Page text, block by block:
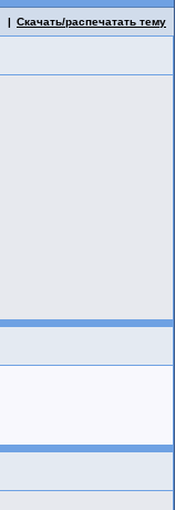
Скачать/распечатать тему